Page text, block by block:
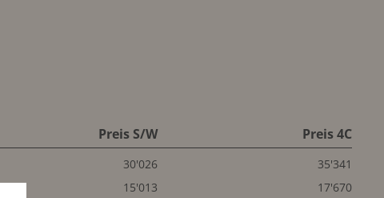
Preis S/W Preis 4C
30'026
35'341
15'013
17'670